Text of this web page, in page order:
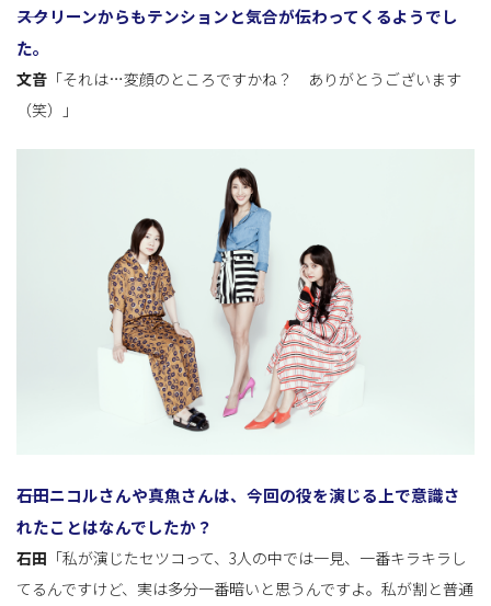
――スクリーンからもテンションと気合が伝わってくるようでし
た。
文音 「それは…変顔のところですかね？ ありがとうございます
（笑）」
――石田ニコルさんや真魚さんは、今回の役を演じる上で意識さ
れたことはなんでしたか？
石田 「私が演じたセツコって、3人の中では一見、一番キラキラし
てるんですけど、実は多分一番暗いと思うんですよ。私が割と普通